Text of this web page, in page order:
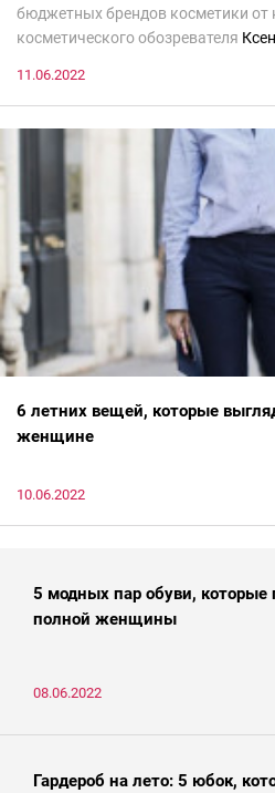
бюджетных брендов косметики от
косметического обозревателя
11.06.2022
6 летних вещей, которые
женщине
10.06.2022
5 модных пар обуви, которые
полной женщины
08.06.2022
Гардероб на лето: 5 юбок,